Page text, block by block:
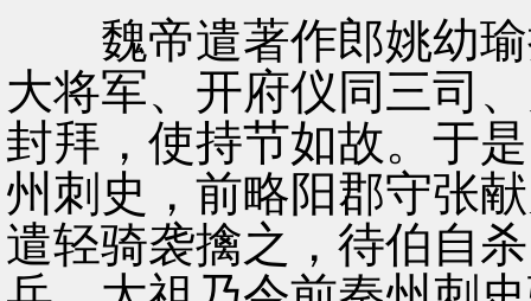
魏帝遣著作郎姚幼瑜
大将军、开府仪同三司
封拜，使持节如故。于
州刺史，前略阳郡守张
遣轻骑袭擒之，待伯自